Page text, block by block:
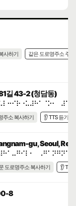
사하기
같은 도로명주소 주
길 43-2 (청담동)
주소 복사하기 👂 TTS 듣기
gu, Seoul,
도로명주소 복사하기 👂 TTS
8